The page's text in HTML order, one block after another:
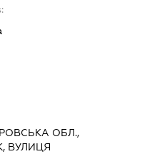
ОБЛ.,
ВУЛИЦЯ